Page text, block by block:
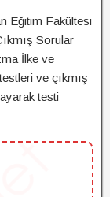
Eğitim Fakültesi
Sorular
İlke ve
ve çıkmış
testi